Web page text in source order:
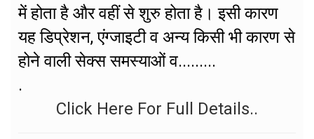
में होता है और वहीं से शुरु होता है। इसी कारण
यह डिप्रेशन, एंग्जाइटी व अन्य किसी भी कारण से
होने वाली सेक्स समस्याओं व.........
.
Click Here For Full Details..